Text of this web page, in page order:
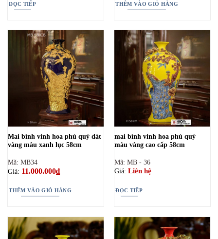
ĐỌC TIẾP THÊM VÀO GIỎ HÀNG
Mai bình vinh hoa phú quý dát
vàng màu xanh lục 58cm
Mã: MB34
Giá: 11.000.000₫
THÊM VÀO GIỎ HÀNG
mai bình vinh hoa phú quý
màu vàng cao cấp 58cm
Mã: MB - 36
Giá: Liên hệ
ĐỌC TIẾP